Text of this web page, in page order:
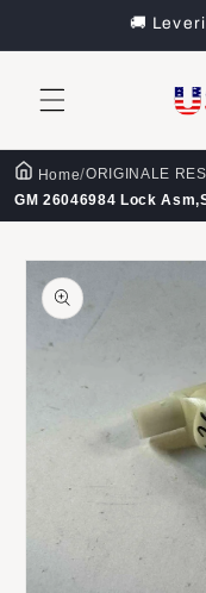
🚚
Home/ORIGINALE
GM 26046984 Lock